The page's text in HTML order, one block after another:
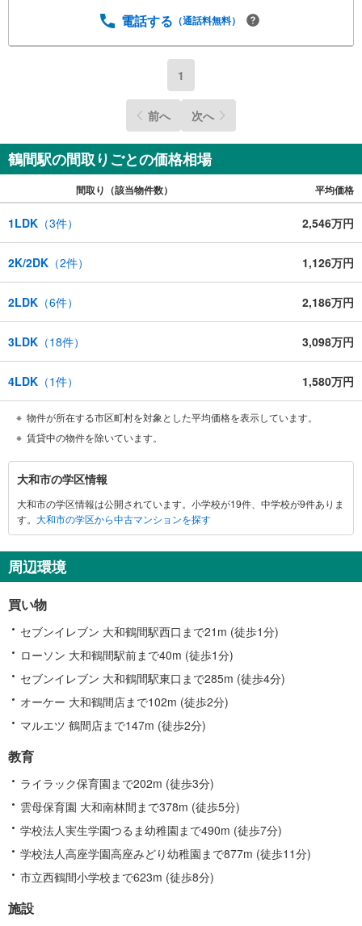
電話する （通話料無料）
1
前へ 次へ
鶴間駅の間取りごとの価格相場
間取り（該当物件数） 平均価格
1LDK （3件） 2,546万円
2K/2DK （2件） 1,126万円
2LDK （6件） 2,186万円
3LDK （18件） 3,098万円
4LDK （1件） 1,580万円
物件が所在する市区町村を対象とした平均価格を表示しています。
賃貸中の物件を除いています。
大
和
市
に
す
る
情
報
大和市の学区情報
大和市の学区情報は公開されています。小学校が19件、中学校が9件ありま
す。 大和市の学区から中古マンションを探す
周辺環境
買い物
セブンイレブン 大和鶴間駅西口まで21m (徒歩1分)
ローソン 大和鶴間駅前まで40m (徒歩1分)
セブンイレブン 大和鶴間駅東口まで285m (徒歩4分)
オーケー 大和鶴間店まで102m (徒歩2分)
マルエツ 鶴間店まで147m (徒歩2分)
教育
ライラック保育園まで202m (徒歩3分)
雲母保育園 大和南林間まで378m (徒歩5分)
学校法人実生学園つるま幼稚園まで490m (徒歩7分)
学校法人高座学園高座みどり幼稚園まで877m (徒歩11分)
市立西鶴間小学校まで623m (徒歩8分)
施設